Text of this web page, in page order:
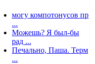
могу компотонусов пр
...
Можешь? Я был-бы
рад ...
Печально, Паша. Терм
...